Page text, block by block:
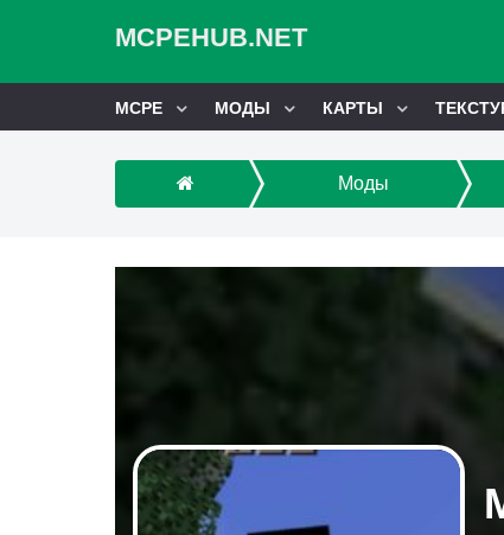
MCPEHUB.NET
MCPE МОДЫ КАРТЫ
Моды